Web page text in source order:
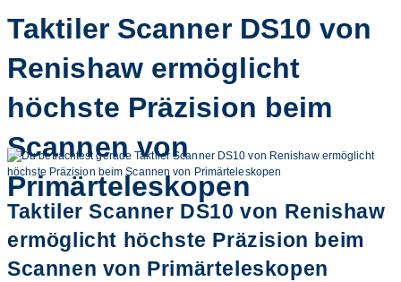
Taktiler Scanner DS10 von
Renishaw ermöglicht
höchste Präzision beim
Scannen von
Primärteleskopen
Taktiler Scanner DS10 von Renishaw
ermöglicht höchste Präzision beim
Scannen von Primärteleskopen